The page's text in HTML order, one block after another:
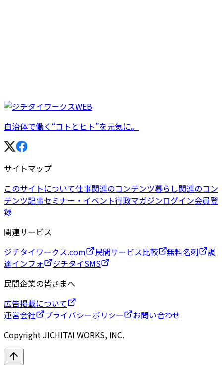
自治体で働く“コトとヒト”を元気に。
サイトマップ
このサイトについて仕事関連のコンテンツ暮らし関連のコン
テンツ記事セミナー・イベント行政マガジンログイン会員登
録
関連サービス
ジチタイワークス.com
民間サービス比較 無料名刺
調
達インフォ
ジチタイSMS
民間企業の皆さまへ
広告掲載について
運営会社
プライバシーポリシー
お問い合わせ
Copyright JICHITAI WORKS, INC.